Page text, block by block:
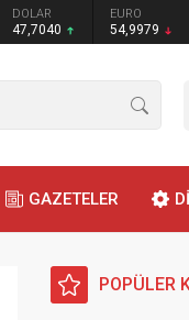
DOLAR
47,7040
EURO
54,9979
GAZETELER
POPÜLER